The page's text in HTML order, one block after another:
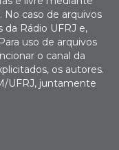
No caso de arquivos
Rádio UFRJ e,
uso de arquivos
o canal da
os autores.
UFRJ, juntamente